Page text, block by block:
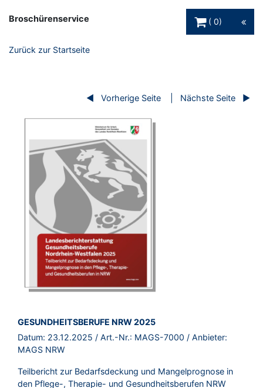
Broschürenservice
0
Zurück zur Startseite
Vorherige Seite Nächste Seite
BROSCHÜRE:
GESUNDHEITSBERUFE NRW 2025
Datum: 23.12.2025 / Art.-Nr.: MAGS-7000 / Anbieter:
MAGS NRW
Teilbericht zur Bedarfsdeckung und Mangelprognose in
den Pflege-, Therapie- und Gesundheitsberufen NRW